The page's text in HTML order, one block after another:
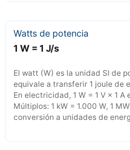
Watts de potencia
1 W = 1 J/s
El watt (W) es la unidad SI de
equivale a transferir 1 joule de
En electricidad, 1 W = 1 V × 1
Múltiplos: 1 kW = 1.000 W, 1
conversión a unidades de